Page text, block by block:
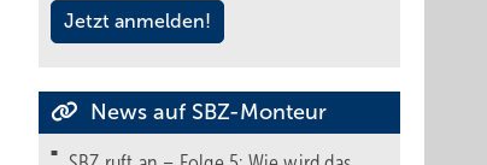
Jetzt anmelden!
News auf SBZ-Monteur